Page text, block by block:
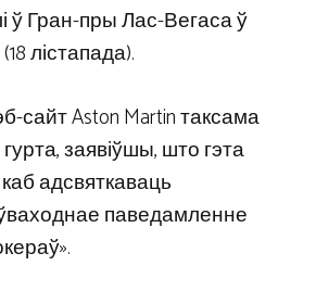
ў Гран-пры Лас-Вегаса ў
лістапада).
сайт Aston Martin таксама
заявіўшы, што гэта
адсвяткаваць
паведамленне